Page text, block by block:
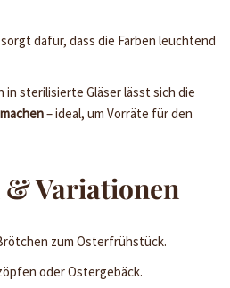
dafür, dass die Farben leuchtend
in sterilisierte Gläser lässt sich die
– ideal, um Vorräte für den
Variationen
zum Osterfrühstück.
oder Ostergebäck.